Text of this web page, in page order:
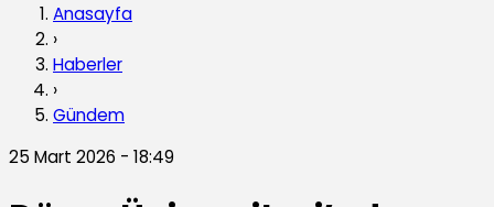
Anasayfa
›
Haberler
›
Gündem
25 Mart 2026 - 18:49